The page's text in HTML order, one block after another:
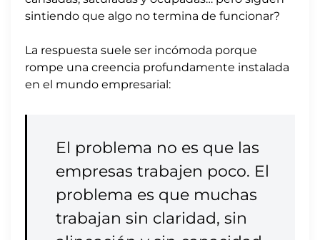
sintiendo que algo no termina de funcionar?
La respuesta suele ser incómoda porque
rompe una creencia profundamente instalada
en el mundo empresarial:
El problema no es que las
empresas trabajen poco. El
problema es que muchas
trabajan sin claridad, sin